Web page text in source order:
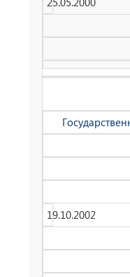
19.10.2002